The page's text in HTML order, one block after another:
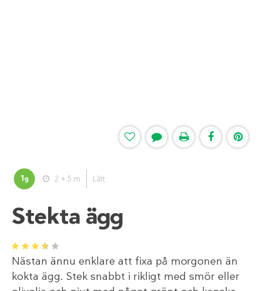
1g 2 + 5 m Lätt
Stekta ägg
1 2 3 4 5
Nästan ännu enklare att fixa på morgonen än
kokta ägg. Stek snabbt i rikligt med smör eller